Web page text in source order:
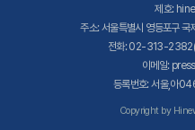
제호:
주소: 서울특별시 영등포구
전화: 02-313-
이메일:
등록번호: 서울,아
Copyright by